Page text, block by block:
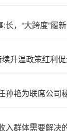
长，“大跨度”履新